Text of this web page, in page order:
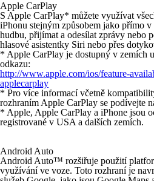
Apple CarPlay
S Apple CarPlay* můžete využívat
iPhonu stejným způsobem jako přímo
hudbu, přijímat a odesílat zprávy nebo
hlasové asistentky Siri nebo přes
* Apple CarPlay je dostupný v zemích
odkazu:
http://www.apple.com/ios/feature-
applecarplay
* Pro více informací včetně
rozhraním Apple CarPlay se podívejte
* Apple, Apple CarPlay a iPhone jsou
registrované v USA a dalších zemích.
Android Auto
Android Auto™ rozšiřuje použití
využívání ve voze. Toto rozhraní je